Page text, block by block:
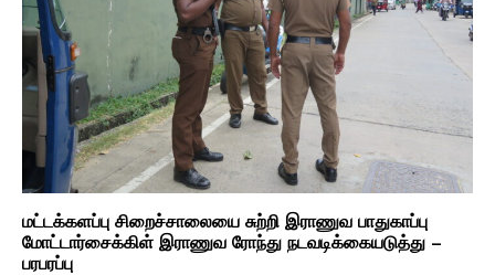
மட்டக்களப்பு சிறைச்சாலையை சுற்றி இராணுவ பாதுகாப்பு
மோட்டார்சைக்கிள் இராணுவ ரோந்து நடவடிக்கையடுத்து –
பரபரப்பு